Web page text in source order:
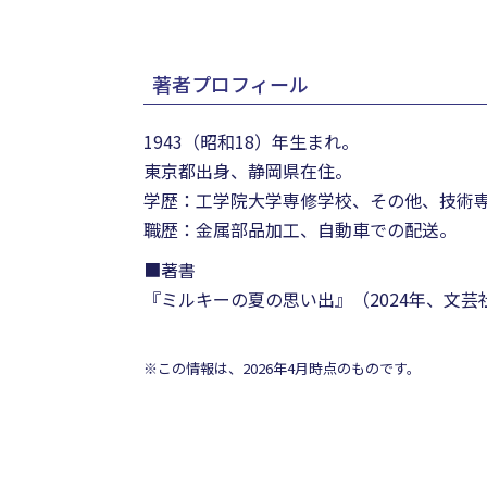
著者プロフィール
1943（昭和18）年生まれ。
東京都出身、静岡県在住。
学歴：工学院大学専修学校、その他、技術
職歴：金属部品加工、自動車での配送。
■著書
『ミルキーの夏の思い出』（2024年、文芸
※この情報は、2026年4月時点のものです。